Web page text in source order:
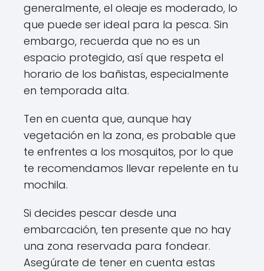
generalmente, el oleaje es moderado, lo
que puede ser ideal para la pesca. Sin
embargo, recuerda que no es un
espacio protegido, así que respeta el
horario de los bañistas, especialmente
en temporada alta.
Ten en cuenta que, aunque hay
vegetación en la zona, es probable que
te enfrentes a los mosquitos, por lo que
te recomendamos llevar repelente en tu
mochila.
Si decides pescar desde una
embarcación, ten presente que no hay
una zona reservada para fondear.
Asegúrate de tener en cuenta estas